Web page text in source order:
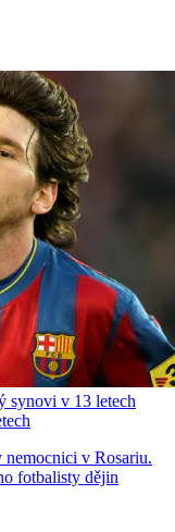
synovi v 13 letech
nemocnici v Rosariu.
fotbalisty dějin